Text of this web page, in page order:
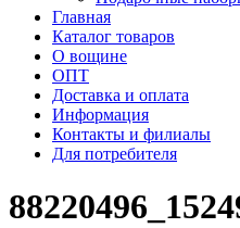
Главная
Каталог товаров
О вощине
ОПТ
Доставка и оплата
Информация
Контакты и филиалы
Для потребителя